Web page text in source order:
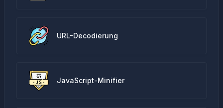
URL-Decodierung
JavaScript-Minifier